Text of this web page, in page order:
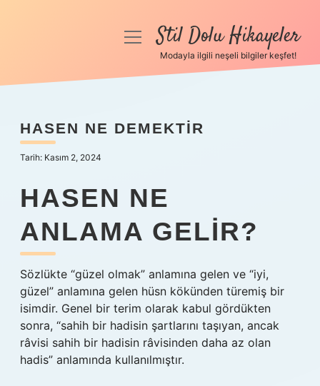
Anasayfa
Yasal Uyarı
menüyüStil Dolu Hikayeler
Modayla ilgili neşeli bilgiler keşfet!
HASEN NE DEMEKTIR
Tarih: Kasım 2, 2024
HASEN NE
ANLAMA GELIR?
Sözlükte “güzel olmak” anlamına gelen ve “iyi,
güzel” anlamına gelen hüsn kökünden türemiş bir
isimdir. Genel bir terim olarak kabul gördükten
sonra, “sahih bir hadisin şartlarını taşıyan, ancak
râvisi sahih bir hadisin râvisinden daha az olan
hadis” anlamında kullanılmıştır.